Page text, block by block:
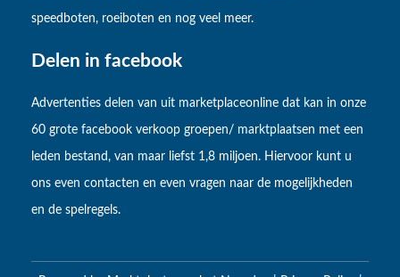
speedboten, roeiboten en nog veel meer.
Delen in facebook
Advertenties delen van uit marketplaceonline dat kan in onze
60 grote facebook verkoop groepen/ marktplaatsen met een
leden bestand, van maar liefst 1,8 miljoen. Hiervoor kunt u
ons even contacten en even vragen naar de mogelijkheden
en de spelregels.